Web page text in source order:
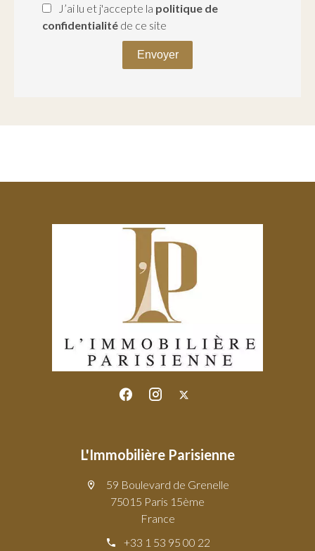
J’ai lu et j'accepte la politique de
confidentialité de ce site
Envoyer
L'Immobilière Parisienne
59 Boulevard de Grenelle
75015 Paris 15ème
France
+33 1 53 95 00 22